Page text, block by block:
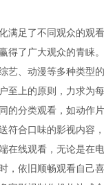
满足了不同观众的观
得了广大观众的青睐。
艺、动漫等多种类型
至上的原则，力求为
的分类观看，如动作
符合口味的影视内容
在线观看，无论是在
，依旧顺畅观看自己